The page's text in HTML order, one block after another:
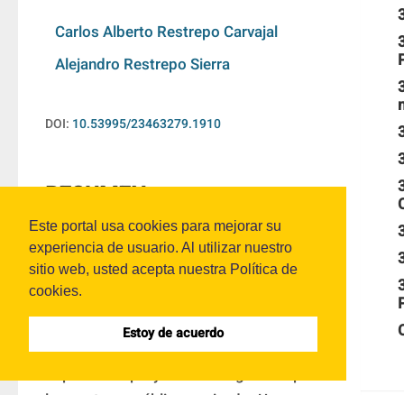
Este portal usa cookies para mejorar su
experiencia de usuario. Al utilizar nuestro
sitio web, usted acepta nuestra Política de
cookies.
Estoy de acuerdo
Carlos Alberto Restrepo Carvajal
Alejandro Restrepo Sierra
DOI: 10.53995/23463279.1910
RESUMEN
Para la realización de este trabajo se
utiliza una metodología dividida en dos
secciones; la primera parte se centra en el
diagnóstico de madurez gerencial en los
proyectos, para un grupo empresarial que
implementa proyectos de ingeniería para